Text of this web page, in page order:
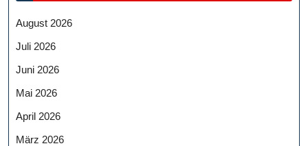
August 2026
Juli 2026
Juni 2026
Mai 2026
April 2026
März 2026